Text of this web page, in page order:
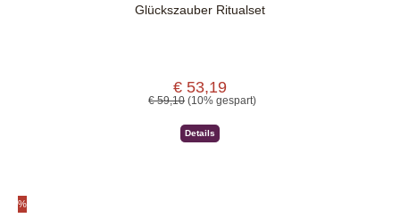
Glückszauber Ritualset
Verkaufspreis:
€ 53,19
Regulärer Preis:
€ 59,10 (10% gespart)
Details
Rabatt
%